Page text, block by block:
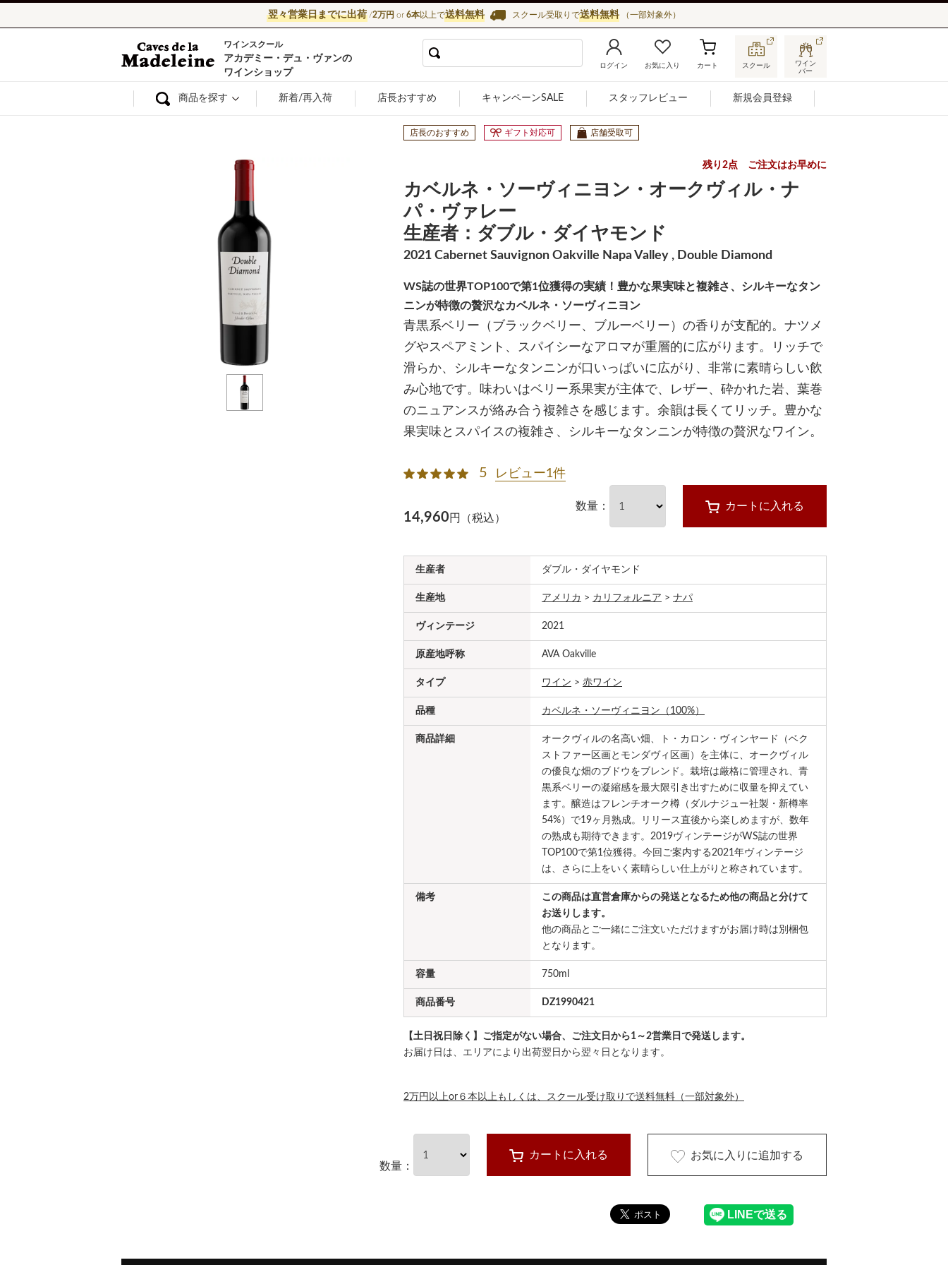
翌々営業日までに出荷/2万円 or 6本以上で送料無料 スクール受取りで送料無料 （一部対象外）
ワイン通販ならワインショップ カーヴ・ド・ラ・マドレーヌ
ワインスクール
アカデミー・デュ・ヴァンの
ワインショップ
ログイン お気に入り カート スクール
ワイン
バー
商品を探す 新着/再入荷 店長おすすめ キャンペーンSALE スタッフレビュー 新規会員登録
店長のおすすめ ギフト対応可 店舗受取可
残り2点 ご注文はお早めに
カベルネ・ソーヴィニヨン・オークヴィル・ナ
パ・ヴァレー
生産者：ダブル・ダイヤモンド
2021 Cabernet Sauvignon Oakville Napa Valley , Double Diamond
WS誌の世界TOP100で第1位獲得の実績！豊かな果実味と複雑さ、シルキーなタン
ニンが特徴の贅沢なカベルネ・ソーヴィニヨン
青黒系ベリー（ブラックベリー、ブルーベリー）の香りが支配的。ナツメ
グやスペアミント、スパイシーなアロマが重層的に広がります。リッチで
滑らか、シルキーなタンニンが口いっぱいに広がり、非常に素晴らしい飲
み心地です。味わいはベリー系果実が主体で、レザー、砕かれた岩、葉巻
のニュアンスが絡み合う複雑さを感じます。余韻は長くてリッチ。豊かな
果実味とスパイスの複雑さ、シルキーなタンニンが特徴の贅沢なワイン。
5 レビュー1件
14,960円（税込）
数量： カートに入れる
生産者 ダブル・ダイヤモンド
生産地 アメリカ > カリフォルニア > ナパ
ヴィンテージ 2021
原産地呼称 AVA Oakville
タイプ ワイン > 赤ワイン
品種 カベルネ・ソーヴィニヨン（100%）
商品詳細
オークヴィルの名高い畑、ト・カロン・ヴィンヤード（ベク
ストファー区画とモンダヴィ区画）を主体に、オークヴィル
の優良な畑のブドウをブレンド。栽培は厳格に管理され、青
黒系ベリーの凝縮感を最大限引き出すために収量を抑えてい
ます。醸造はフレンチオーク樽（ダルナジュー社製・新樽率
54%）で19ヶ月熟成。リリース直後から楽しめますが、数年
の熟成も期待できます。2019ヴィンテージがWS誌の世界
TOP100で第1位獲得。今回ご案内する2021年ヴィンテージ
は、さらに上をいく素晴らしい仕上がりと称されています。
備考
この商品は直営倉庫からの発送となるため他の商品と分けて
お送りします。
他の商品とご一緒にご注文いただけますがお届け時は別梱包
となります。
容量 750ml
商品番号 DZ1990421
【土日祝日除く】ご指定がない場合、ご注文日から1～2営業日で発送します。
お届け日は、エリアにより出荷翌日から翌々日となります。
2万円以上or６本以上もしくは、スクール受け取りで送料無料（一部対象外）
数量：
カートに入れる お気に入りに追加する